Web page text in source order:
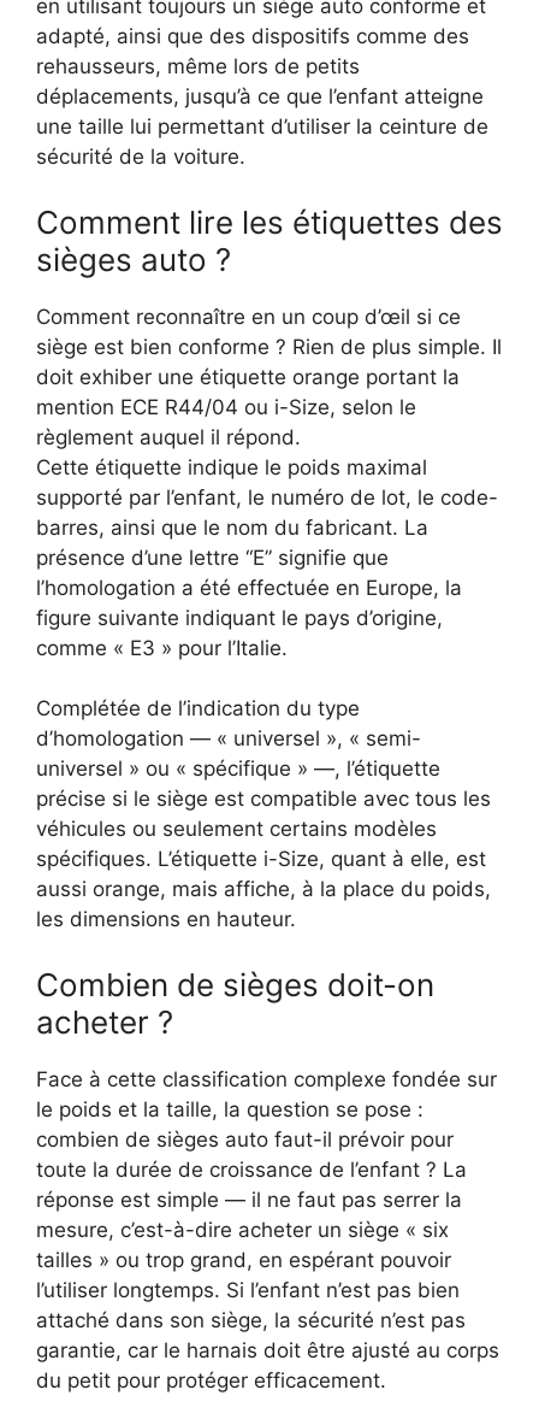
en utilisant toujours un siège auto conforme et
adapté, ainsi que des dispositifs comme des
rehausseurs, même lors de petits
déplacements, jusqu’à ce que l’enfant atteigne
une taille lui permettant d’utiliser la ceinture de
sécurité de la voiture.
Comment lire les étiquettes des
sièges auto ?
Comment reconnaître en un coup d’œil si ce
siège est bien conforme ? Rien de plus simple. Il
doit exhiber une étiquette orange portant la
mention ECE R44/04 ou i-Size, selon le
règlement auquel il répond.
Cette étiquette indique le poids maximal
supporté par l’enfant, le numéro de lot, le code-
barres, ainsi que le nom du fabricant. La
présence d’une lettre “E” signifie que
l’homologation a été effectuée en Europe, la
figure suivante indiquant le pays d’origine,
comme « E3 » pour l’Italie.
Complétée de l’indication du type
d’homologation — « universel », « semi-
universel » ou « spécifique » —, l’étiquette
précise si le siège est compatible avec tous les
véhicules ou seulement certains modèles
spécifiques. L’étiquette i-Size, quant à elle, est
aussi orange, mais affiche, à la place du poids,
les dimensions en hauteur.
Combien de sièges doit-on
acheter ?
Face à cette classification complexe fondée sur
le poids et la taille, la question se pose :
combien de sièges auto faut-il prévoir pour
toute la durée de croissance de l’enfant ? La
réponse est simple — il ne faut pas serrer la
mesure, c’est-à-dire acheter un siège « six
tailles » ou trop grand, en espérant pouvoir
l’utiliser longtemps. Si l’enfant n’est pas bien
attaché dans son siège, la sécurité n’est pas
garantie, car le harnais doit être ajusté au corps
du petit pour protéger efficacement.